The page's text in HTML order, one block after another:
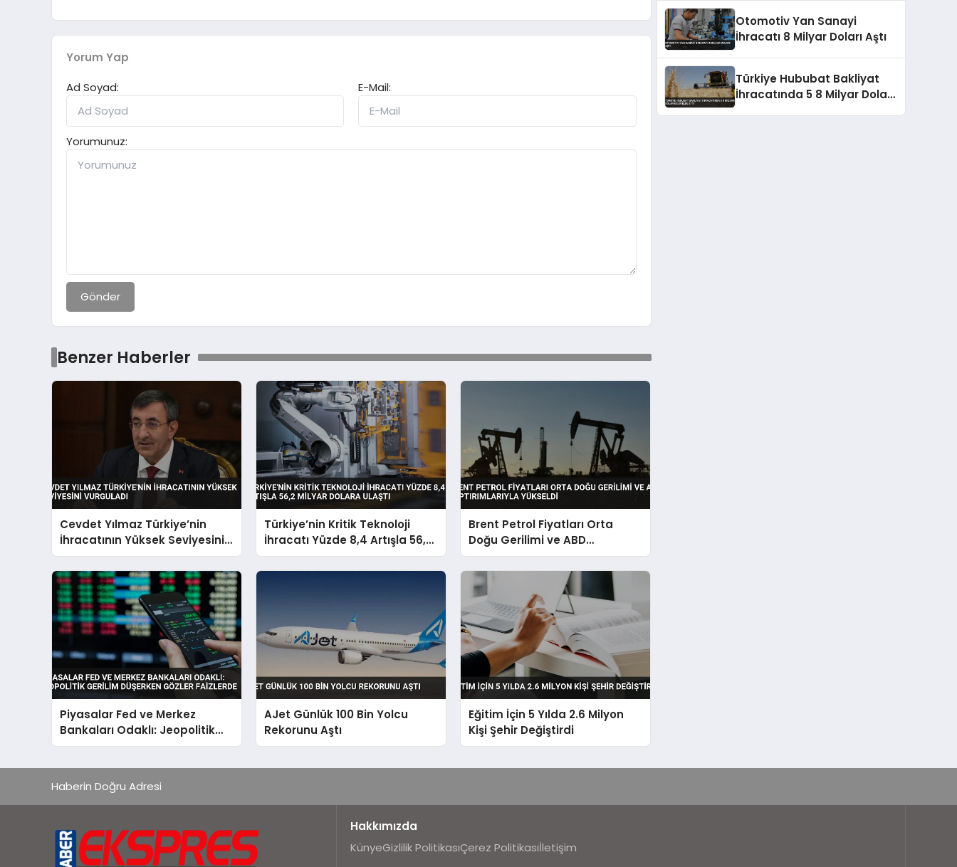
Yorum Yap
Ad Soyad:
E-Mail:
Yorumunuz:
Gönder
Benzer Haberler
Cevdet Yılmaz Türkiye’nin
İhracatının Yüksek Seviyesini
Vurguladı
Türkiye’nin Kritik Teknoloji
İhracatı Yüzde 8,4 Artışla 56,2
Milyar Dolara Ulaştı
Brent Petrol Fiyatları Orta
Doğu Gerilimi ve ABD
Yaptırımlarıyla Yükseldi
Piyasalar Fed ve Merkez
Bankaları Odaklı: Jeopolitik
Gerilim Düşerken Gözler
AJet Günlük 100 Bin Yolcu
Rekorunu Aştı
Eğitim İçin 5 Yılda 2.6 Milyon
Kişi Şehir Değiştirdi
Otomotiv Yan Sanayi
İhracatı 8 Milyar Doları Aştı
Türkiye Hububat Bakliyat
İhracatında 5 8 Milyar Dolar
Haberin Doğru Adresi
Hakkımızda
KünyeGizlilik PolitikasıÇerez Politikasıİletişim